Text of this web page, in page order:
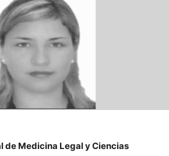
de Medicina Legal y Ciencias